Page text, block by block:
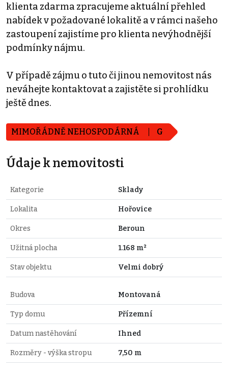
klienta zdarma zpracujeme aktuální přehled
nabídek v požadované lokalitě a v rámci našeho
zastoupení zajistíme pro klienta nevýhodnější
podmínky nájmu.
V případě zájmu o tuto či jinou nemovitost nás
neváhejte kontaktovat a zajistěte si prohlídku
ještě dnes.
MIMOŘÁDNĚ NEHOSPODÁRNÁ G
Údaje k nemovitosti
Kategorie Sklady
Lokalita Hořovice
Okres Beroun
Užitná plocha 1.168 m²
Stav objektu Velmi dobrý
Budova Montovaná
Typ domu Přízemní
Datum nastěhování Ihned
Rozměry - výška stropu 7,50 m